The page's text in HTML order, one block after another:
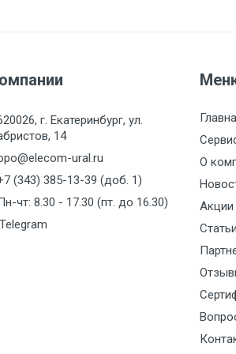
МП3-Уф исп.
ЭКО
100
Номинальный диаметр корпуса
Описание типа измерений
Давление, МПа:
0-
Давление, кПа:
0-
г. Екатеринбург, ул.
14
ural.ru
(343) 385-13-39 (доб. 1)
чт: 8.30 - 17.30 (пт. до 16.30)
Telegram
О
Акции
Статьи